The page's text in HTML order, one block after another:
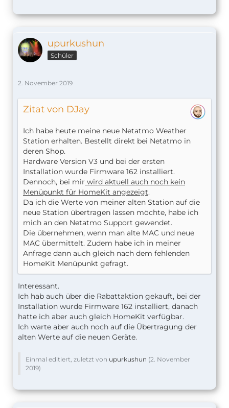
upurkushun
Schüler
2. November 2019
Zitat von DJay
Ich habe heute meine neue Netatmo Weather
Station erhalten. Bestellt direkt bei Netatmo in
deren Shop.
Hardware Version V3 und bei der ersten
Installation wurde Firmware 162 installiert.
Dennoch, bei mir wird aktuell auch noch kein
Menüpunkt für HomeKit angezeigt.
Da ich die Werte von meiner alten Station auf die
neue Station übertragen lassen möchte, habe ich
mich an den Netatmo Support gewendet.
Die übernehmen, wenn man alte MAC und neue
MAC übermittelt. Zudem habe ich in meiner
Anfrage dann auch gleich nach dem fehlenden
HomeKit Menüpunkt gefragt.
Interessant.
Ich hab auch über die Rabattaktion gekauft, bei der
Installation wurde Firmware 162 installiert, danach
hatte ich aber auch gleich HomeKit verfügbar.
Ich warte aber auch noch auf die Übertragung der
alten Werte auf die neuen Geräte.
Einmal editiert, zuletzt von upurkushun (2. November
2019)